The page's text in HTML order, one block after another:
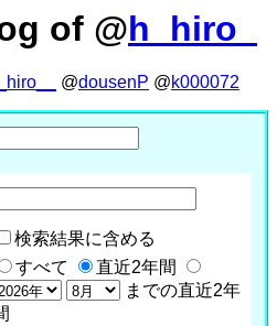
of @h_hiro_
@dousenP @k000072
検索結果に含める
すべて
直近2年間
までの直近2年